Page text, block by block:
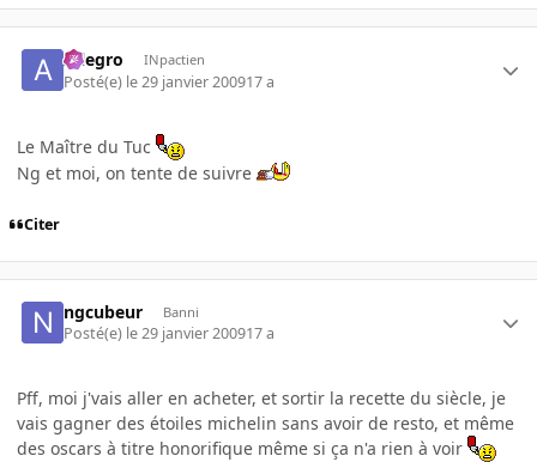
Allegro INpactien
Posté(e) le 29 janvier 200917 a
Le Maître du Tuc
Ng et moi, on tente de suivre
Citer
ngcubeur Banni
Posté(e) le 29 janvier 200917 a
Pff, moi j'vais aller en acheter, et sortir la recette du siècle, je
vais gagner des étoiles michelin sans avoir de resto, et même
des oscars à titre honorifique même si ça n'a rien à voir